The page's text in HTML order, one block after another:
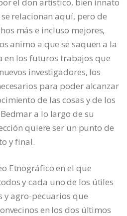
el don artístico, bien innato
relacionan aquí, pero de
más e incluso mejores,
animo a que se saquen a la
en los futuros trabajos que
investigadores, los
para poder alcanzar
de las cosas y de los
a lo largo de su
quiere ser un punto de
y final.
Etnográfico en el que
y cada uno de los útiles
y agro-pecuarios que
en los dos últimos